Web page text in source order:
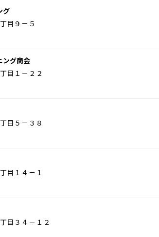
グ
目９－５
ング商会
目１－２２
目５－３８
目１４－１
目３４－１２